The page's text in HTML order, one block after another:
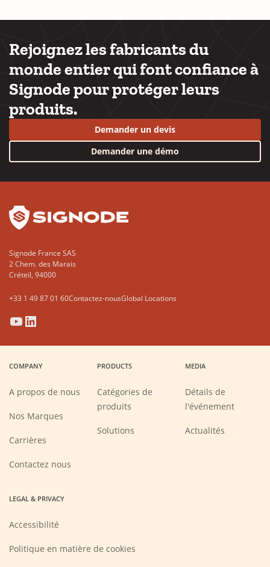
Rejoignez les fabricants du
monde entier qui font confiance à
Signode pour protéger leurs
produits.
Demander un devis
Demander une démo
Signode France SAS
2 Chem. des Marais
Créteil, 94000
+33 1 49 87 01 60Contactez-nousGlobal Locations
(Opens
in
new
window)
(Opens
in
new
window)
(Opens
in
new
window)
(Opens
in
new
window)
COMPANY
A propos de nous
Nos Marques
Carrières
new
Contactez nous
PRODUCTS
Catégories de
produits
Solutions
MEDIA
Détails de
l'événement
Actualités
LEGAL & PRIVACY
Accessibilité
Politique en matière de cookies